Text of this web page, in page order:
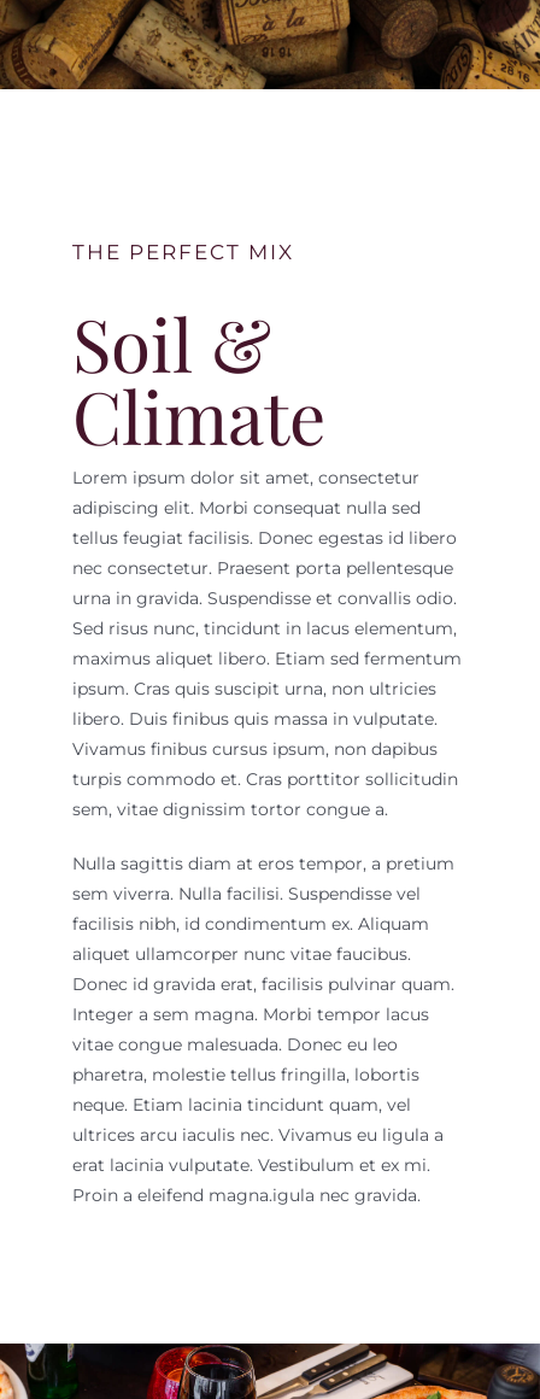
Contact
THE PERFECT MIX
Soil &
Climate
Lorem ipsum dolor sit amet, consectetur
adipiscing elit. Morbi consequat nulla sed
tellus feugiat facilisis. Donec egestas id libero
nec consectetur. Praesent porta pellentesque
urna in gravida. Suspendisse et convallis odio.
Sed risus nunc, tincidunt in lacus elementum,
maximus aliquet libero. Etiam sed fermentum
ipsum. Cras quis suscipit urna, non ultricies
libero. Duis finibus quis massa in vulputate.
Vivamus finibus cursus ipsum, non dapibus
turpis commodo et. Cras porttitor sollicitudin
sem, vitae dignissim tortor congue a.
Nulla sagittis diam at eros tempor, a pretium
sem viverra. Nulla facilisi. Suspendisse vel
facilisis nibh, id condimentum ex. Aliquam
aliquet ullamcorper nunc vitae faucibus.
Donec id gravida erat, facilisis pulvinar quam.
Integer a sem magna. Morbi tempor lacus
vitae congue malesuada. Donec eu leo
pharetra, molestie tellus fringilla, lobortis
neque. Etiam lacinia tincidunt quam, vel
ultrices arcu iaculis nec. Vivamus eu ligula a
erat lacinia vulputate. Vestibulum et ex mi.
Proin a eleifend magna.igula nec gravida.